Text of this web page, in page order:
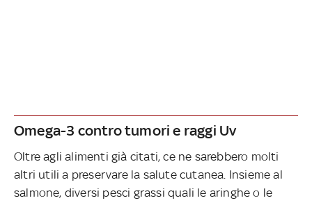
Omega-3 contro tumori e raggi Uv
Oltre agli alimenti già citati, ce ne sarebbero molti
altri utili a preservare la salute cutanea. Insieme al
salmone, diversi pesci grassi quali le aringhe o le